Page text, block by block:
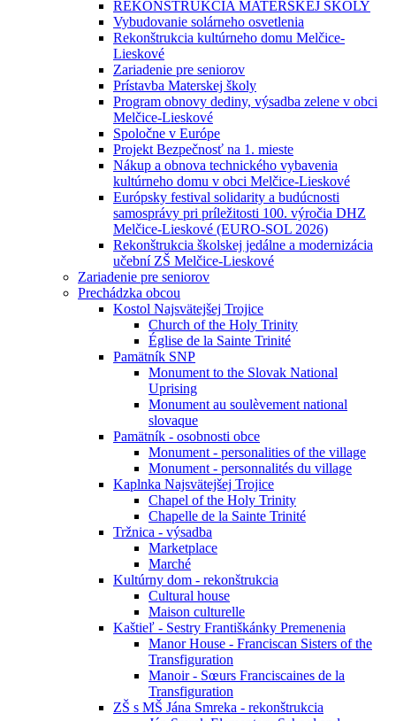
REKONŠTRUKCIA MATERSKEJ ŠKOLY
Vybudovanie solárneho osvetlenia
Rekonštrukcia kultúrneho domu Melčice-
Lieskové
Zariadenie pre seniorov
Prístavba Materskej školy
Program obnovy dediny, výsadba zelene v obci
Melčice-Lieskové
Spoločne v Európe
Projekt Bezpečnosť na 1. mieste
Nákup a obnova technického vybavenia
kultúrneho domu v obci Melčice-Lieskové
Európsky festival solidarity a budúcnosti
samosprávy pri príležitosti 100. výročia DHZ
Melčice-Lieskové (EURO-SOL 2026)
Rekonštrukcia školskej jedálne a modernizácia
učební ZŠ Melčice-Lieskové
Zariadenie pre seniorov
Prechádzka obcou
Kostol Najsvätejšej Trojice
Church of the Holy Trinity
Église de la Sainte Trinité
Pamätník SNP
Monument to the Slovak National
Uprising
Monument au soulèvement national
slovaque
Pamätník - osobnosti obce
Monument - personalities of the village
Monument - personnalités du village
Kaplnka Najsvätejšej Trojice
Chapel of the Holy Trinity
Chapelle de la Sainte Trinité
Tržnica - výsadba
Marketplace
Marché
Kultúrny dom - rekonštrukcia
Cultural house
Maison culturelle
Kaštieľ - Sestry Františkánky Premenenia
Manor House - Franciscan Sisters of the
Transfiguration
Manoir - Sœurs Franciscaines de la
Transfiguration
ZŠ s MŠ Jána Smreka - rekonštrukcia